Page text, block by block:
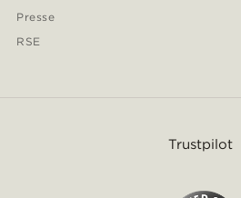
Presse
RSE
Trustpilot